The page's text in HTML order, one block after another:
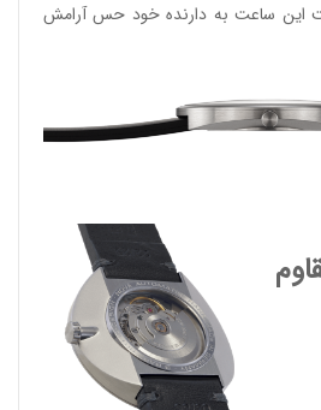
این ساعت به دارنده خود حس آرامش